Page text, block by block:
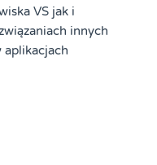
VS jak i
innych
aplikacjach